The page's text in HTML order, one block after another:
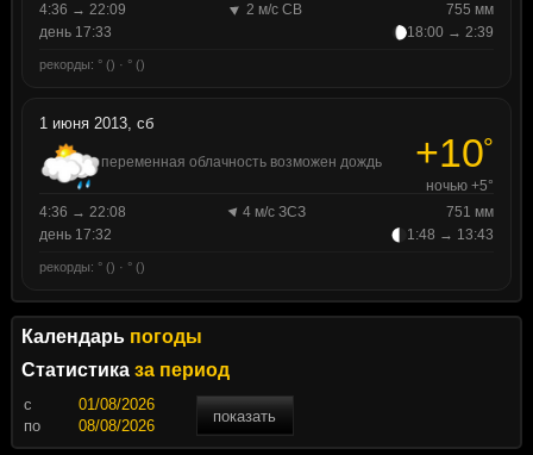
4:36 → 22:09
2 м/с СВ
755 мм
день 17:33
18:00 → 2:39
рекорды: ° () · ° ()
1 июня 2013, сб
переменная облачность возможен дождь +10°
ночью +5°
4:36 → 22:08
4 м/с ЗСЗ
751 мм
день 17:32
1:48 → 13:43
рекорды: ° () · ° ()
Календарь погоды
Статистика за период
c
показать
по